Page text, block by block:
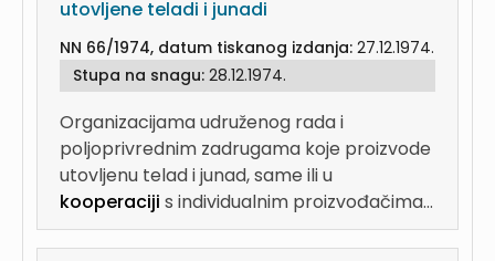
utovljene teladi i junadi
NN 66/1974, datum tiskanog izdanja: 27.12.1974.
Stupa na snagu: 28.12.1974.
Organizacijama udruženog rada i
poljoprivrednim zadrugama koje proizvode
utovljenu telad i junad, same ili u
kooperaciji s individualnim proizvođačima...